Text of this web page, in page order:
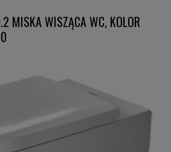
MISKA WISZĄCA WC, KOLOR